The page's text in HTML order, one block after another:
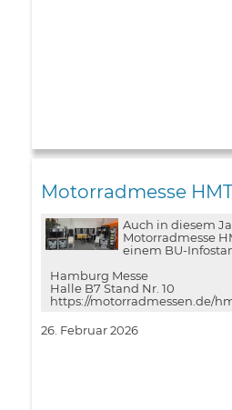
Motorradmesse
Auch in diesem
Motorradmesse
einem BU-
Hamburg Messe
Halle B7 Stand Nr. 10
https://motorradmessen.de/
26. Februar 2026